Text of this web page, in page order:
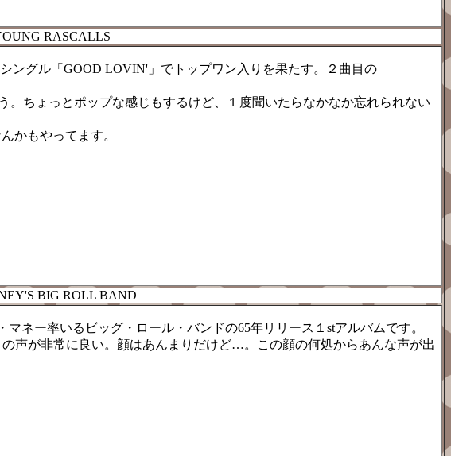
RASCALLS
ングル「GOOD LOVIN'」でトップワン入りを果たす。２曲目の
ちょっとポップな感じもするけど、１度聞いたらなかなか忘れられない
かもやってます。
BIG ROLL BAND
ネー率いるビッグ・ロール・バンドの65年リリース１stアルバムです。
声が非常に良い。顔はあんまりだけど…。この顔の何処からあんな声が出